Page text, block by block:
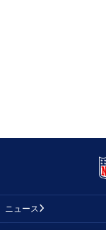
ニュース